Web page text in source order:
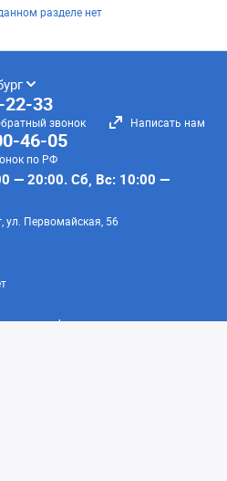
разделе нет
22-33
звонок Написать нам
46-05
по РФ
— 20:00. Сб, Вс: 10:00 —
ул. Первомайская, 56
информации о продукте на